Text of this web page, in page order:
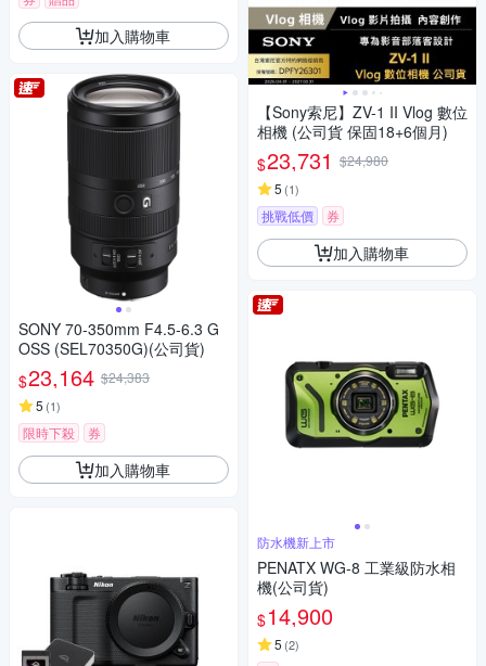
加入購物車
SONY 70-350mm F4.5-6.3 G
OSS (SEL70350G)(公司貨)
$23,164 $24,383
5 (1)
限時下殺 券
加入購物車
【Sony索尼】ZV-1 II Vlog 數位
相機 (公司貨 保固18+6個月)
$23,731 $24,980
5 (1)
挑戰低價 券
加入購物車
防水機新上市
PENATX WG-8 工業級防水相
機(公司貨)
$14,900
5 (2)